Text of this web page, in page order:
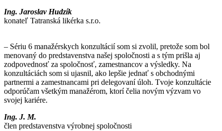
Ing. Jaroslav Hudzík
konateľ Tatranská likérka s.r.o.
– Sériu 6 manažérskych konzultácií som si zvolil, pretože som bol
menovaný do predstavenstva našej spoločnosti a s tým prišla aj
zodpovednosť za spoločnosť, zamestnancov a výsledky. Na
konzultáciách som si ujasnil, ako lepšie jednať s obchodnými
partnermi a zamestnancami pri delegovaní úloh. Tvoje konzultácie
odporúčam všetkým manažérom, ktorí čelia novým výzvam vo
svojej kariére.
Ing. J. M.
člen predstavenstva výrobnej spoločnosti